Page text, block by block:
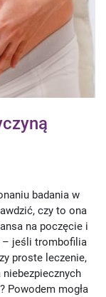
badania w
czy to ona
na poczęcie i
– jeśli trombofilia
proste leczenie,
Powodem mogła